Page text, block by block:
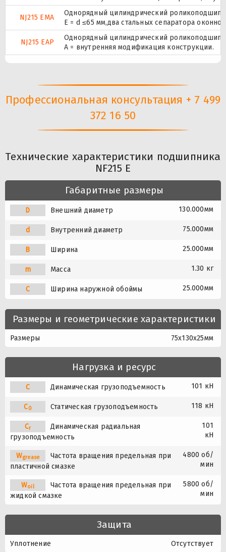
NJ215 EMA
Однорядный цилиндрический
E = d ≤65 мм,два стальных сепаратора
NJ215 EAP
Однорядный цилиндрический
A = внутренняя модификация конструкции.
Профессиональная консультация + 7 499
372 16 50
Технические характеристики подшипника
NF215 E
Габаритные размеры
D Внешний диаметр 130.000мм
d Внутренний диаметр 75.000мм
B Ширина 25.000мм
m Масса 1.30 кг
C Ширина наружной обоймы 25.000мм
Размеры и геометрические характеристики
Размеры 75x130x25мм
Нагрузка и ресурс
C Динамическая грузоподъемность 101 кН
C0 Статическая грузоподъемность 118 кН
Cr
Динамическая радиальная
грузоподъемность
101
кН
Wgrease
Частота вращения предельная при
пластичной смазке
4800 об/
мин
Woil
Частота вращения предельная при
жидкой смазке
5800 об/
мин
Защита
Уплотнение Отсутствует